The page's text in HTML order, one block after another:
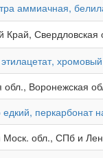
аммиачная,
Край, Свердловская
обл., Воронежская
перкарбонат
Моск. обл., СПб и